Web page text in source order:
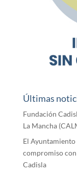
Últimas
Fundación
La Mancha
El
compromiso
Cadisla